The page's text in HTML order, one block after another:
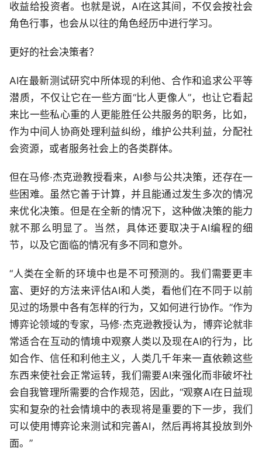
收益给投资者。也就是说，AI在这其间，不仅会按社会
角色行事，也会从以往的角色经历中进行学习。
更好的社会决策者？
AI在最新测试研究中所体现的利他、合作和追求公平等
潜质，不仅让它在一些方面“比人更像人”，也让它看起
来比一些私心重的人更能胜任公共服务的职务，比如，
作为中间人协商处理利益纠纷，维护公共利益，分配社
会资源，或者服务社会上的各类群体。
但在马修·杰克逊教授看来，AI参与公共决策，还存在一
些困难。虽然它善于计算，并且能通过发生多次的情况
来优化决策。但是在全新的情况下，这种做决策的能力
就不那么明显了。当然，具体还要取决于AI编程的细
节，以及它面临的情况有多不同和意外。
“人类在全新的环境中也是不可预测的。我们需要更丰
富、更好的方法来评估AI和人类，看他们在不同于以前
见过的场景中各有怎样的行为，又如何进行协作。”作为
博弈论领域的专家，马修·杰克逊教授认为，博弈论就非
常适合在互动的情境中观察人类以及现在AI的行为，比
如合作、信任和利他主义，人类几千年来一直依赖这些
东西来使社会正常运转，我们需要AI来强化而非破坏社
会自我管理所需要的合作规范，因此，“观察AI在日益现
实和复杂的社会情境中的表现将是重要的下一步，我们
可以使用博弈论来测试和完善AI，然后再将其投放到外
面。”